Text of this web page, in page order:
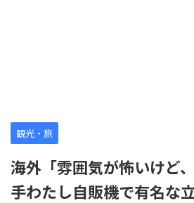
観光・旅
海外「雰囲気が怖いけど
手わたし自販機で有名な